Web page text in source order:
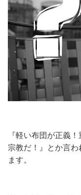
『軽い布団が正義
宗教だ！』
とか言
ます。